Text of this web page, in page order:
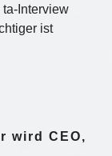
Interview
ist
wird CEO,